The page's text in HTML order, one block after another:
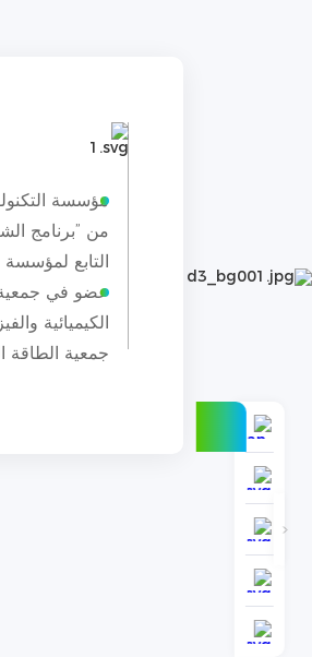
مؤسسة
من ”برنامج
التابع لمؤسسة
عضو في
الكيميائية
جمعية الطاقة